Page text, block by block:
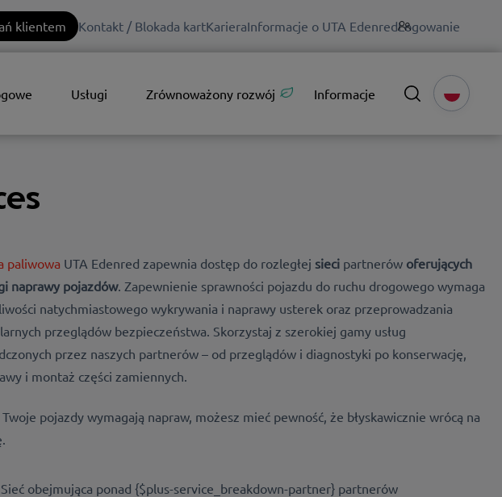
klientem Kontakt / Blokada kartKarieraInformacje o UTA EdenredLogowanie
Usługi Zrównoważony rozwój Informacje
paliwowa UTA Edenred zapewnia dostęp do rozległej siecipartnerów oferujących
naprawy pojazdów. Zapewnienie sprawności pojazdu do ruchu drogowego wymaga
natychmiastowego wykrywania i naprawy usterek oraz przeprowadzania
przeglądów bezpieczeństwa. Skorzystaj z szerokiej gamy usług
przez naszych partnerów – od przeglądów i diagnostyki po konserwację,
i montaż części zamiennych.
pojazdy wymagają napraw, możesz mieć pewność, że błyskawicznie wrócą na
Sieć obejmująca ponad {$plus-service_breakdown-partner} partnerów